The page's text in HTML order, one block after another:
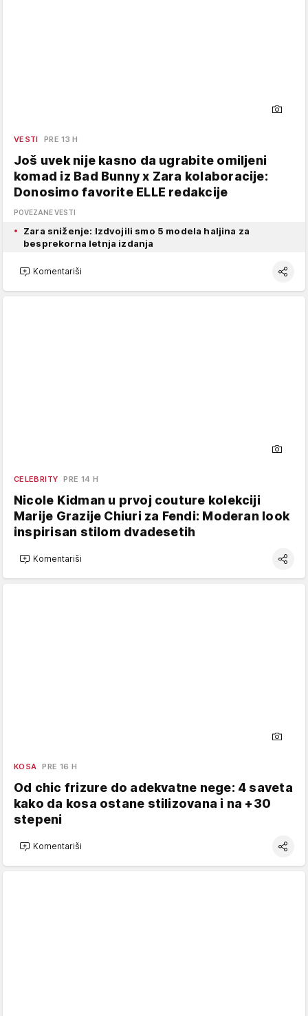
VESTI PRE 13 H
Još uvek nije kasno da ugrabite omiljeni
komad iz Bad Bunny x Zara kolaboracije:
Donosimo favorite ELLE redakcije
POVEZANE VESTI
Zara sniženje: Izdvojili smo 5 modela haljina za
besprekorna letnja izdanja
Komentariši
CELEBRITY PRE 14 H
Nicole Kidman u prvoj couture kolekciji
Marije Grazije Chiuri za Fendi: Moderan look
inspirisan stilom dvadesetih
Komentariši
KOSA PRE 16 H
Od chic frizure do adekvatne nege: 4 saveta
kako da kosa ostane stilizovana i na +30
stepeni
Komentariši